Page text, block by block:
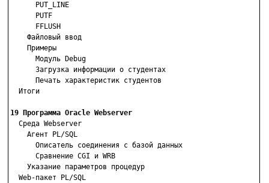
      PUT_LINE
      PUTF
      FFLUSH
    Файловый ввод
    Примеры
      Модуль Debug
      Загрузка информации о студентах
      Печать характеристик студентов
  Итоги
19 Программа Oracle Webserver
Среда Webserver
    Агент PL/SQL
      Описатель соединения с базой данных
      Сравнение CGI и WRB
    Указание параметров процедур
  Web-пакет PL/SQL